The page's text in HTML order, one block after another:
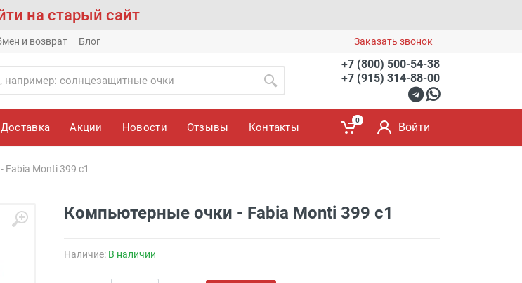
на старый сайт
и возврат Блог Заказать звонок
+7 (800) 500-54-38
+7 (915) 314-88-00
Доставка Акции Новости Отзывы Контакты
0
Войти
Monti 399 с1
Компьютерные очки - Fabia Monti 399 с1
Наличие: В наличии